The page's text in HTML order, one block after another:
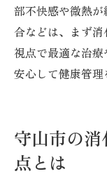
め
部不快感や微熱
合などは、まず
視点で最適な治療
安心して健康管理
守山市の
点とは